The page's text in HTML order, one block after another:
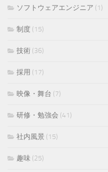
ソフトウェアエンジニア (1)
制度 (15)
技術 (36)
採用 (17)
映像・舞台 (7)
研修・勉強会 (41)
社内風景 (15)
趣味 (25)